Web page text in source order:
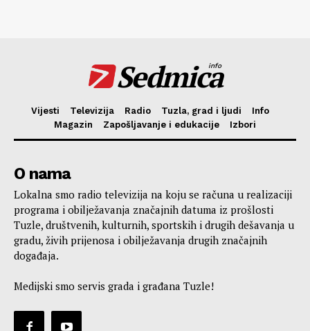
Sedmica
info
Vijesti Televizija Radio Tuzla, grad i ljudi
Info
Magazin
Zapošljavanje i edukacije Izbori
O nama
Lokalna smo radio televizija na koju se računa u realizaciji
programa i obilježavanja značajnih datuma iz prošlosti
Tuzle, društvenih, kulturnih, sportskih i drugih dešavanja u
gradu, živih prijenosa i obilježavanja drugih značajnih
događaja.
Medijski smo servis grada i građana Tuzle!